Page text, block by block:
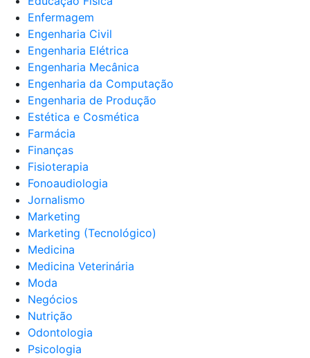
Enfermagem
Engenharia Civil
Engenharia Elétrica
Engenharia Mecânica
Engenharia da Computação
Engenharia de Produção
Estética e Cosmética
Farmácia
Finanças
Fisioterapia
Fonoaudiologia
Jornalismo
Marketing
Marketing (Tecnológico)
Medicina
Medicina Veterinária
Moda
Negócios
Nutrição
Odontologia
Psicologia